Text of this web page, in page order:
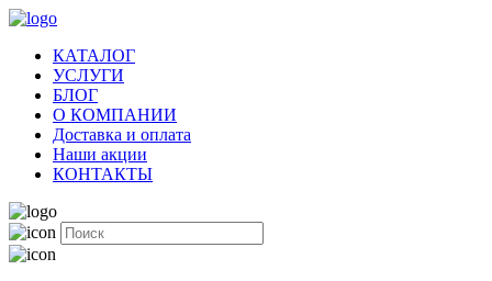
КАТАЛОГ
УСЛУГИ
БЛОГ
О КОМПАНИИ
Доставка и оплата
Наши акции
КОНТАКТЫ